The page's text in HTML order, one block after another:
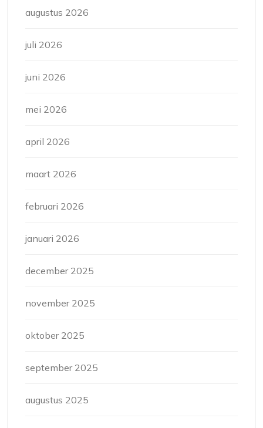
augustus 2026
juli 2026
juni 2026
mei 2026
april 2026
maart 2026
februari 2026
januari 2026
december 2025
november 2025
oktober 2025
september 2025
augustus 2025